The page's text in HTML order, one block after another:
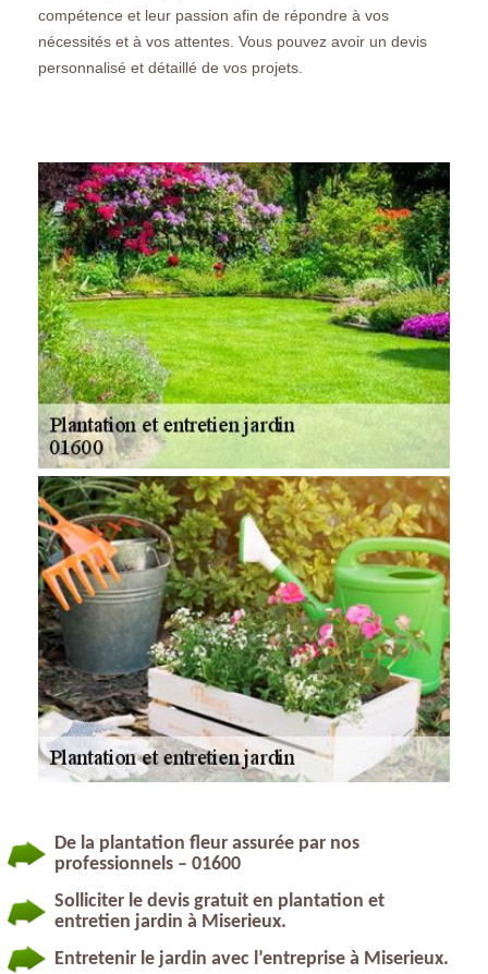
compétence et leur passion afin de répondre à vos
nécessités et à vos attentes. Vous pouvez avoir un devis
personnalisé et détaillé de vos projets.
De la plantation fleur assurée par nos
professionnels – 01600
Solliciter le devis gratuit en plantation et
entretien jardin à Miserieux.
Entretenir le jardin avec l’entreprise à Miserieux.